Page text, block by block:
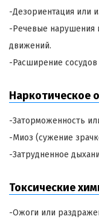
-Дезориентация или
-Речевые нарушения
движений.
-Расширение
Наркотическое
-Заторможенность
-Миоз (сужение
-Затрудненное
Токсические
-Ожоги или